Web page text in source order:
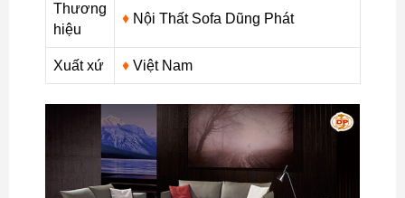
Thương
hiệu
♦ Nội Thất Sofa Dũng Phát
Xuất xứ ♦ Việt Nam